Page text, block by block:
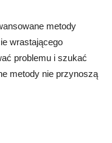
metody
wrastającego
problemu i szukać
metody nie przynoszą